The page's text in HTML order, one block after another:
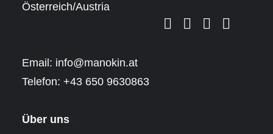
Österreich/Austria
Email: info@manokin.at
Telefon: +43 650 9630863
Über uns